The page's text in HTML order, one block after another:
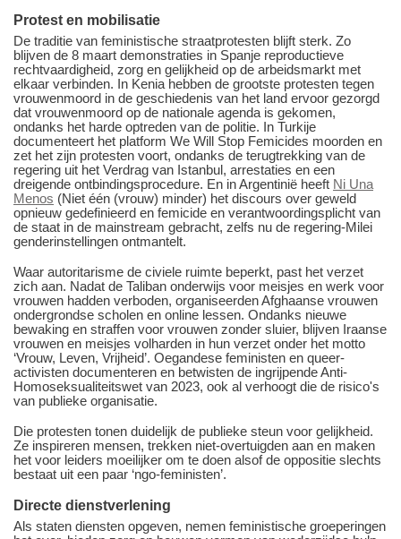
Protest en mobilisatie
De traditie van feministische straatprotesten blijft sterk. Zo
blijven de 8 maart demonstraties in Spanje reproductieve
rechtvaardigheid, zorg en gelijkheid op de arbeidsmarkt met
elkaar verbinden. In Kenia hebben de grootste protesten tegen
vrouwenmoord in de geschiedenis van het land ervoor gezorgd
dat vrouwenmoord op de nationale agenda is gekomen,
ondanks het harde optreden van de politie. In Turkije
documenteert het platform We Will Stop Femicides moorden en
zet het zijn protesten voort, ondanks de terugtrekking van de
regering uit het Verdrag van Istanbul, arrestaties en een
dreigende ontbindingsprocedure. En in Argentinië heeft Ni Una
Menos (Niet één (vrouw) minder) het discours over geweld
opnieuw gedefinieerd en femicide en verantwoordingsplicht van
de staat in de mainstream gebracht, zelfs nu de regering-Milei
genderinstellingen ontmantelt.
Waar autoritarisme de civiele ruimte beperkt, past het verzet
zich aan. Nadat de Taliban onderwijs voor meisjes en werk voor
vrouwen hadden verboden, organiseerden Afghaanse vrouwen
ondergrondse scholen en online lessen. Ondanks nieuwe
bewaking en straffen voor vrouwen zonder sluier, blijven Iraanse
vrouwen en meisjes volharden in hun verzet onder het motto
‘Vrouw, Leven, Vrijheid’. Oegandese feministen en queer-
activisten documenteren en betwisten de ingrijpende Anti-
Homoseksualiteitswet van 2023, ook al verhoogt die de risico's
van publieke organisatie.
Die protesten tonen duidelijk de publieke steun voor gelijkheid.
Ze inspireren mensen, trekken niet-overtuigden aan en maken
het voor leiders moeilijker om te doen alsof de oppositie slechts
bestaat uit een paar ‘ngo-feministen’.
Directe dienstverlening
Als staten diensten opgeven, nemen feministische groeperingen